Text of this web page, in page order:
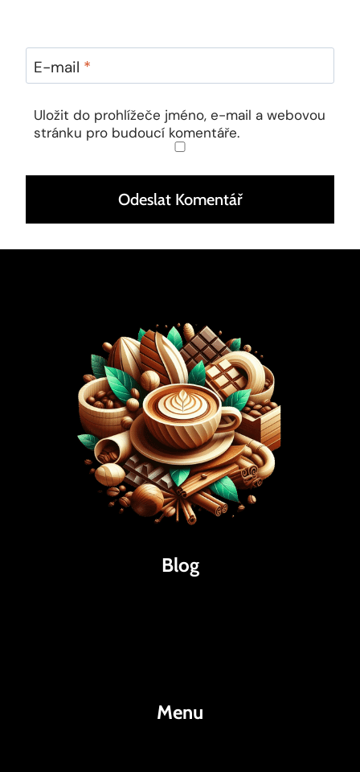
E-mail *
Uložit do prohlížeče jméno, e-mail a webovou
stránku pro budoucí komentáře.
Blog
Menu